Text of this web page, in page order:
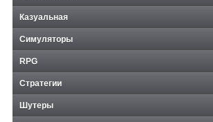
Scribblenauts
Казуальная
Симуляторы
RPG
Стратегии
Шутеры